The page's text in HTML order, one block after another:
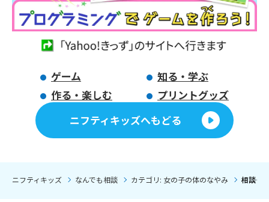
ゲーム
知る・学ぶ
作る・楽しむ
プリントグッズ
ニフティキッズへもどる
ニフティキッズ なんでも相談 カテゴリ: 女の子の体のなやみ 相談タ